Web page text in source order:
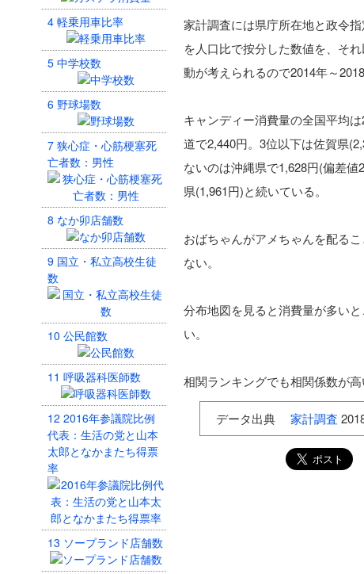
4 軽乗用車比率
5 中学校数
6 野球場数
7 狭心症・心筋梗塞死
亡者数：男性
8 なか卯店舗数
9 国立・私立高校生徒
数
10 公民館数
11 呼吸器科医師数
12 2016年参議院比例
代表：生活の党と山本
太郎となかまたち得票
率
13 ソープランド店舗数
家計調査には県庁所在地と政令
を人口比で按分した数値を、そ
動が考えられるので2014年～
キャンディー消費量の全国平均
道で2,440円。3位以下は佐賀県
ないのは沖縄県で1,628円(偏差
県(1,961円)と続いている。
おばちゃんがアメちゃんを配る
ない。
分布地図を見ると消費量が多い
い。
相関ランキングでも相関係数が
データ出典 家計調査